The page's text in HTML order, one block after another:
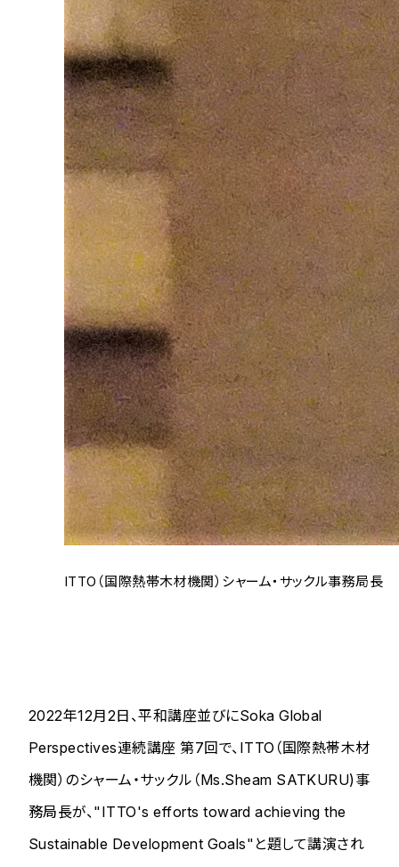
ITTO（国際熱帯木材機関）シャーム・サックル事務局長
2022年12月2日、平和講座並びにSoka Global
Perspectives連続講座 第7回で、ITTO（国際熱帯木材
機関）のシャーム・サックル（Ms.Sheam SATKURU)事
務局長が、"ITTO's efforts toward achieving the
Sustainable Development Goals"と題して講演され